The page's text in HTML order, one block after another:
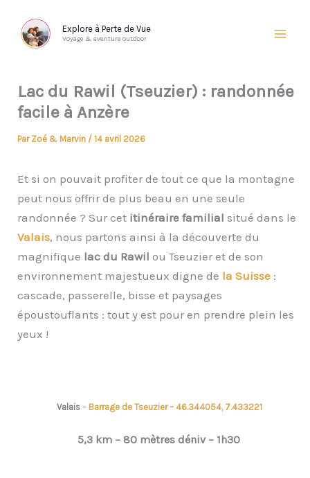
contenu
Explore à Perte de Vue
Voyage & aventure outdoor
Lac du Rawil (Tseuzier) : randonnée
facile à Anzère
Par Zoé & Marvin / 14 avril 2026
Et si on pouvait profiter de tout ce que la montagne
peut nous offrir de plus beau en une seule
randonnée ? Sur cet itinéraire familial situé dans le
Valais, nous partons ainsi à la découverte du
magnifique lac du Rawil ou Tseuzier et de son
environnement majestueux digne de la Suisse :
cascade, passerelle, bisse et paysages
époustouflants : tout y est pour en prendre plein les
yeux !
Valais – Barrage de Tseuzier – 46.344054, 7.433221
5,3 km – 80 mètres déniv – 1h30